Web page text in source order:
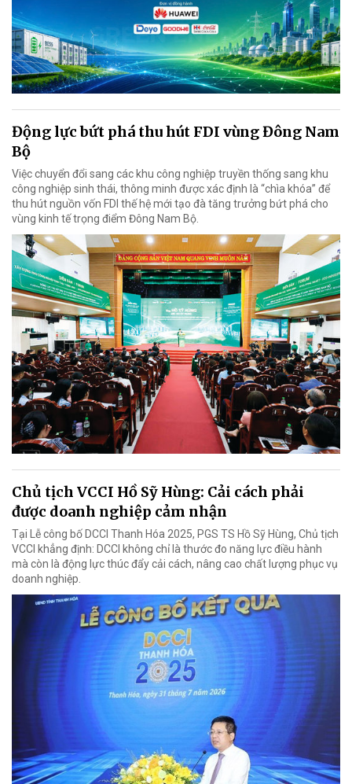
Động lực bứt phá thu hút FDI vùng Đông Nam
Bộ
Việc chuyển đổi sang các khu công nghiệp truyền thống sang khu
công nghiệp sinh thái, thông minh được xác định là “chìa khóa” để
thu hút nguồn vốn FDI thế hệ mới tạo đà tăng trưởng bứt phá cho
vùng kinh tế trọng điểm Đông Nam Bộ.
Chủ tịch VCCI Hồ Sỹ Hùng: Cải cách phải
được doanh nghiệp cảm nhận
Tại Lễ công bố DCCI Thanh Hóa 2025, PGS TS Hồ Sỹ Hùng, Chủ tịch
VCCI khẳng định: DCCI không chỉ là thước đo năng lực điều hành
mà còn là động lực thúc đẩy cải cách, nâng cao chất lượng phục vụ
doanh nghiệp.